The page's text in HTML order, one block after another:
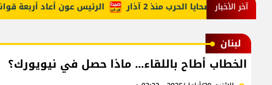
آخر الأخبار الرئيس عون أعاد أربعة قوانين حصيلة ضحايا الحرب منذ 2 آذار
لبنان
الخطاب أطاح باللقاء... ماذا حصل في نيويورك؟